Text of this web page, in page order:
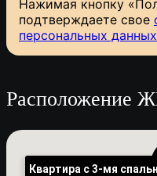
Нажимая кнопку
подтверждаете свое
персональных данных
Расположение
Квартира с 3-мя